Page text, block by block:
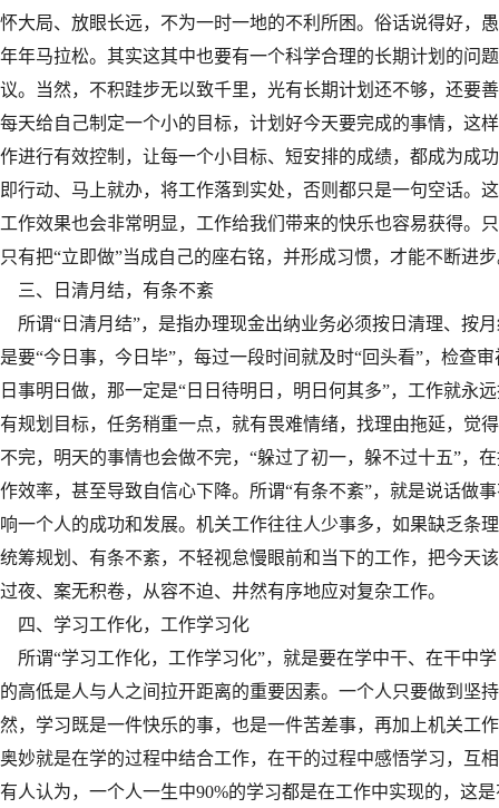
怀大局、放眼长远，不为一时一地的不利所困。俗话说得好，
年年马拉松。其实这其中也要有一个科学合理的长期计划的问
议。当然，不积跬步无以致千里，光有长期计划还不够，还要
每天给自己制定一个小的目标，计划好今天要完成的事情，这
作进行有效控制，让每一个小目标、短安排的成绩，都成为成
即行动、马上就办，将工作落到实处，否则都只是一句空话。
工作效果也会非常明显，工作给我们带来的快乐也容易获得。
只有把“立即做”当成自己的座右铭，并形成习惯，才能不断进
三、日清月结，有条不紊
所谓“日清月结”，是指办理现金出纳业务必须按日清理、按
是要“今日事，今日毕”，每过一段时间就及时“回头看”，检查
日事明日做，那一定是“日日待明日，明日何其多”，工作就永
有规划目标，任务稍重一点，就有畏难情绪，找理由拖延，觉
不完，明天的事情也会做不完，“躲过了初一，躲不过十五”，
作效率，甚至导致自信心下降。所谓“有条不紊”，就是说话做
响一个人的成功和发展。机关工作往往人少事多，如果缺乏条
统筹规划、有条不紊，不轻视怠慢眼前和当下的工作，把今天
过夜、案无积卷，从容不迫、井然有序地应对复杂工作。
四、学习工作化，工作学习化
所谓“学习工作化，工作学习化”，就是要在学中干、在干中
的高低是人与人之间拉开距离的重要因素。一个人只要做到坚
然，学习既是一件快乐的事，也是一件苦差事，再加上机关工
奥妙就是在学的过程中结合工作，在干的过程中感悟学习，互
有人认为，一个人一生中90%的学习都是在工作中实现的，这